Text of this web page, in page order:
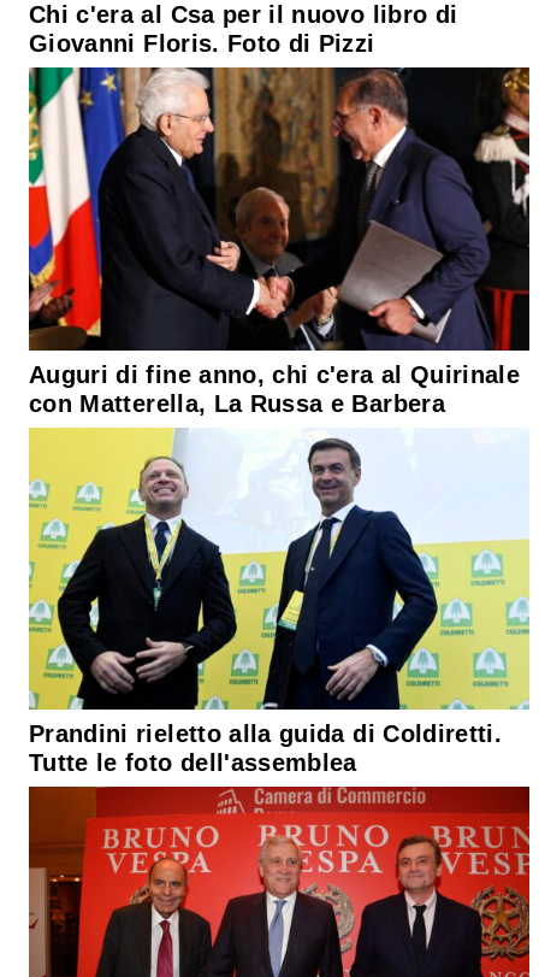
Chi c'era al Csa per il nuovo libro di
Giovanni Floris. Foto di Pizzi
Auguri di fine anno, chi c'era al Quirinale
con Matterella, La Russa e Barbera
Prandini rieletto alla guida di Coldiretti.
Tutte le foto dell'assemblea